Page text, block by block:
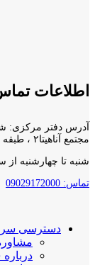
اطلاعات
آدرس دفتر مرکزی:
مجتمع آناهیتا۲ ، طبقه دوم، واحد 56
شنبه تا چهارشنبه از ساعت 8 تا 19 و پنج شنبه ها 8
تماس: 09029172000
دسترسی